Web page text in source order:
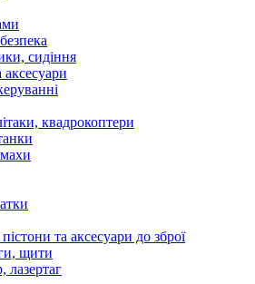
сидіння
квадрокоптери
та аксесуари до зброї
щити
лазертаг